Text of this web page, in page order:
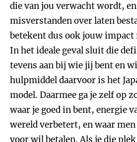
die van jou verwacht wordt, en
misverstanden over laten
betekent dus ook jouw impact
In het ideale geval sluit die
tevens aan bij wie jij bent en
hulpmiddel daarvoor is het
model. Daarmee ga je zelf op
waar je goed in bent, energie
wereld verbetert, en waar men
voor wil betalen. Als je die